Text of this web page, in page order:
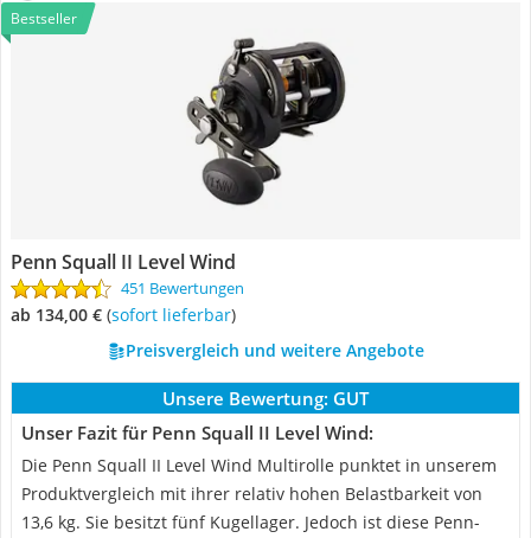
Bestseller
Penn Squall II Level Wind
451 Bewertungen
ab 134,00 € ( Sofort lieferbar)
Preisvergleich und weitere Angebote
Unsere Bewertung: GUT
Unser Fazit für Penn Squall II Level Wind:
Die Penn Squall II Level Wind Multirolle punktet in unserem
Produktvergleich mit ihrer relativ hohen Belastbarkeit von
13,6 kg. Sie besitzt fünf Kugellager. Jedoch ist diese Penn-